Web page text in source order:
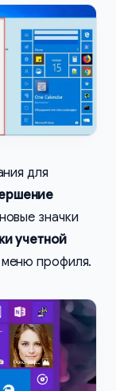
для
значки
учетной
профиля.